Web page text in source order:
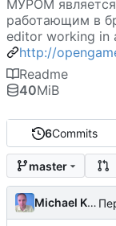
6Commits
master
Michael Kapelko
МУРОМ
работающим в
editor working in
http://
Readme
40MiB